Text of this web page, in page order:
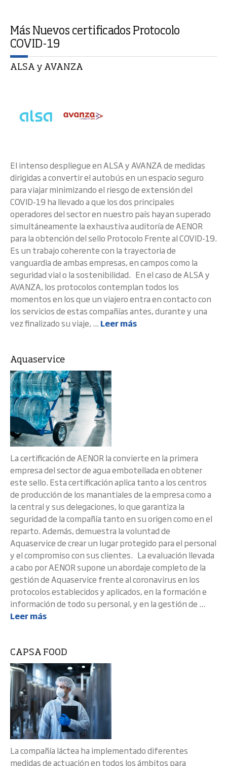
Más Nuevos certificados Protocolo
COVID-19
ALSA y AVANZA
El intenso despliegue en ALSA y AVANZA de medidas
dirigidas a convertir el autobús en un espacio seguro
para viajar minimizando el riesgo de extensión del
COVID-19 ha llevado a que los dos principales
operadores del sector en nuestro país hayan superado
simultáneamente la exhaustiva auditoría de AENOR
para la obtención del sello Protocolo Frente al COVID-19.
Es un trabajo coherente con la trayectoria de
vanguardia de ambas empresas, en campos como la
seguridad vial o la sostenibilidad. En el caso de ALSA y
AVANZA, los protocolos contemplan todos los
momentos en los que un viajero entra en contacto con
los servicios de estas compañías antes, durante y una
vez finalizado su viaje, ... Leer más
Aquaservice
La certificación de AENOR la convierte en la primera
empresa del sector de agua embotellada en obtener
este sello. Esta certificación aplica tanto a los centros
de producción de los manantiales de la empresa como a
la central y sus delegaciones, lo que garantiza la
seguridad de la compañía tanto en su origen como en el
reparto. Además, demuestra la voluntad de
Aquaservice de crear un lugar protegido para el personal
y el compromiso con sus clientes. La evaluación llevada
a cabo por AENOR supone un abordaje completo de la
gestión de Aquaservice frente al coronavirus en los
protocolos establecidos y aplicados, en la formación e
información de todo su personal, y en la gestión de ...
Leer más
CAPSA FOOD
La compañía láctea ha implementado diferentes
medidas de actuación en todos los ámbitos para